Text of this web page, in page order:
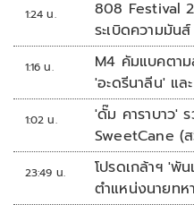
1:24 น.
808 Festival
ระเบิดความมัน
1:16 น.
M4 คัมแบคตา
'อะดรีนาลีน' แล
1:02 น.
'ดั๊ม คาราบาว'
SweetCane (
23:49 น.
โปรดเกล้าฯ 'พั
ตำแหน่งนายทห